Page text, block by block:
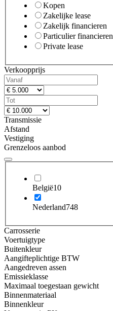
Kopen
Zakelijke lease
Zakelijk financieren
Particulier financieren
Private lease
Verkoopprijs
Transmissie
Afstand
Vestiging
Grenzeloos aanbod
België10
Nederland748
Carrosserie
Voertuigtype
Buitenkleur
Aangifteplichtige BTW
Aangedreven assen
Emissieklasse
Maximaal toegestaan gewicht
Binnenmateriaal
Binnenkleur